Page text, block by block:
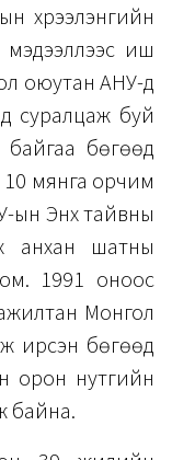
хүрээлэнгийн
иш
оюутан АНУ-д
суралцаж буй
бөгөөд
мянга орчим
ын Энх тайвны
анхан шатны
1991 оноос
Монгол
ирсэн бөгөөд
орон нутгийн
байна.